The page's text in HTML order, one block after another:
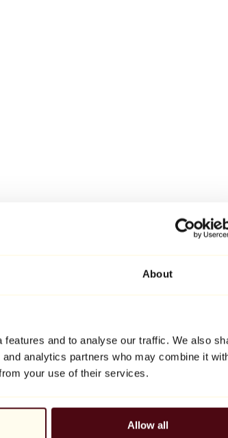
About
and to analyse our traffic. We also
analytics partners who may combine it
your use of their services.
Allow all